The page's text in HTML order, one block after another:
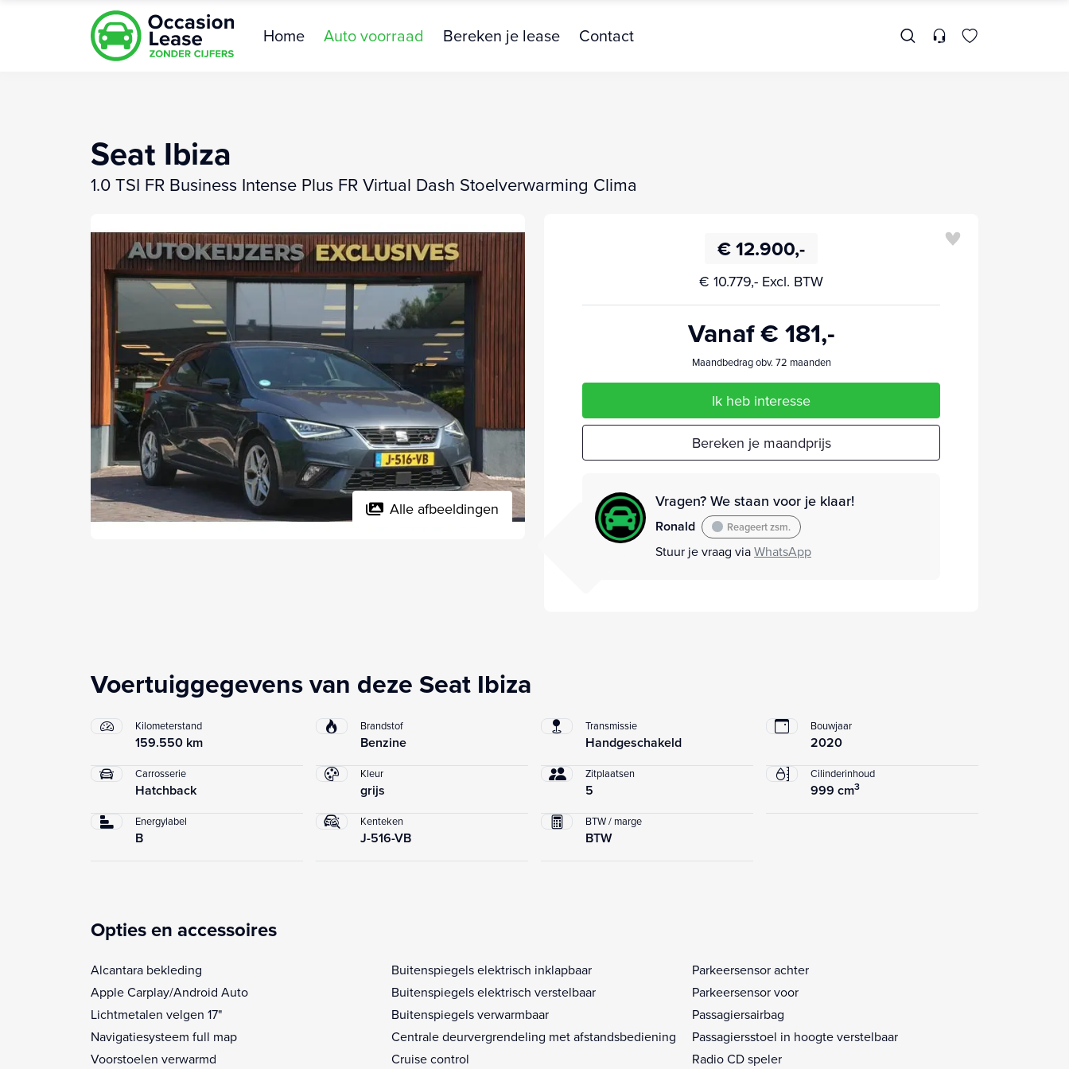
Home Auto voorraad Bereken je lease Contact
Seat Ibiza
1.0 TSI FR Business Intense Plus FR Virtual Dash Stoelverwarming Clima
Alle afbeeldingen
€ 12.900,-
€ 10.779,- Excl. BTW
Vanaf € 181,-
Maandbedrag obv. 72 maanden
Ik heb interesse
Bereken je maandprijs
Vragen? We staan voor je klaar!
Ronald Reageert zsm.
Stuur je vraag viaWhatsApp
Voertuiggegevens van deze Seat Ibiza
Kilometerstand
159.550 km
Brandstof
Benzine
Transmissie
Handgeschakeld
Bouwjaar
2020
Carrosserie
Hatchback
Kleur
grijs
Zitplaatsen
5
Cilinderinhoud
999 cm3
Energylabel
B
Kenteken
J-516-VB
BTW / marge
BTW
Opties en accessoires
Alcantara bekleding
Apple Carplay/Android Auto
Lichtmetalen velgen 17"
Navigatiesysteem full map
Voorstoelen verwarmd
Buitenspiegels elektrisch inklapbaar
Buitenspiegels elektrisch verstelbaar
Buitenspiegels verwarmbaar
Centrale deurvergrendeling met afstandsbediening
Cruise control
Parkeersensor achter
Parkeersensor voor
Passagiersairbag
Passagiersstoel in hoogte verstelbaar
Radio CD speler